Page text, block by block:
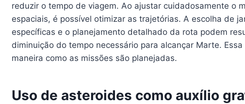
reduzir o tempo de viagem. Ao ajustar cuidadosamente o
espaciais, é possível otimizar as trajetórias. A escolha de
específicas e o planejamento detalhado da rota podem
diminuição do tempo necessário para alcançar Marte.
maneira como as missões são planejadas.
Uso de asteroides como auxílio